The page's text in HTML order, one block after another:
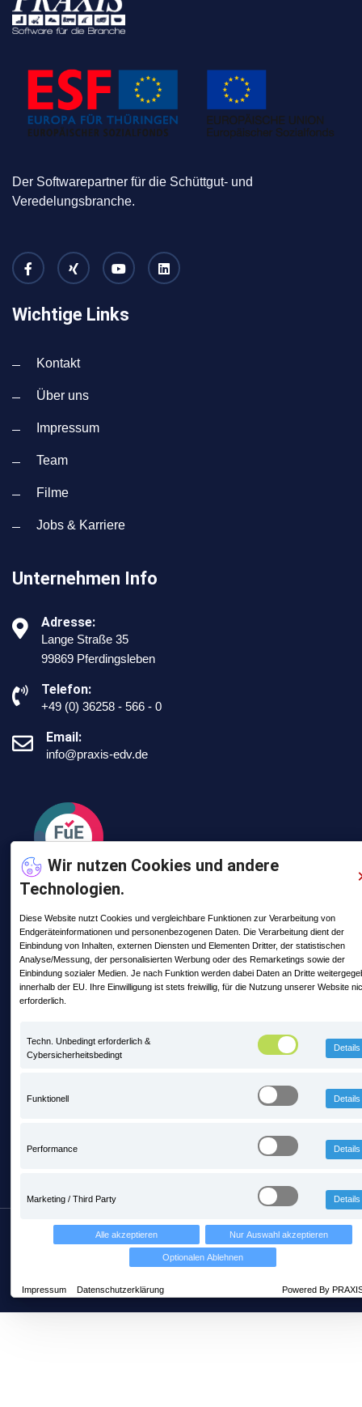
Wir nutzen Cookies und andere
Technologien.
Diese Website nutzt Cookies und vergleichbare Funktionen zur Verarbeitung von
Endgeräteinformationen und personenbezogenen Daten. Die Verarbeitung dient der
Einbindung von Inhalten, externen Diensten und Elementen Dritter, der statistischen
Analyse/Messung, der personalisierten Werbung oder des Remarketings sowie der
Einbindung sozialer Medien. Je nach Funktion werden dabei Daten an Dritte
innerhalb der EU. Ihre Einwilligung ist stets freiwillig, für die Nutzung unserer Website
erforderlich.
Techn. Unbedingt erforderlich &
Cybersicherheitsbedingt
Details
Funktionell Details
Performance Details
Marketing / Third Party Details
Alle akzeptieren Nur Auswahl akzeptieren
Optionalen Ablehnen
Impressum Datenschutzerklärung Powered By
Der Softwarepartner für die Schüttgut- und
Veredelungsbranche.
Wichtige Links
Kontakt
Über uns
Impressum
Team
Filme
Jobs & Karriere
Unternehmen Info
Adresse:
Lange Straße 35
99869 Pferdingsleben
Telefon:
+49 (0) 36258 - 566 - 0
Email:
info@praxis-edv.de
Letzte Posts
Mit PRAXIS auf Zeitreise mitten im
Copyright © PRAXIS EDV Betriebswirtschaft- und
Software-Entwicklung AG
Über uns